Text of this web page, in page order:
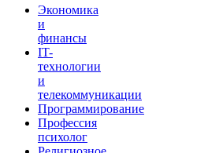
Экономика
и
финансы
IT-
технологии
и
телекоммуникации
Программирование
Профессия
психолог